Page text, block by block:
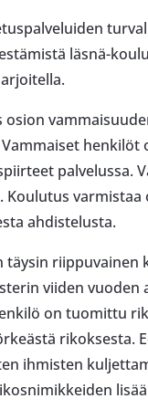
läsnä-
palvelussa.
varmistaa
ahdistelusta.
viiden
on tuomittu
rikoksesta.
ihmisten